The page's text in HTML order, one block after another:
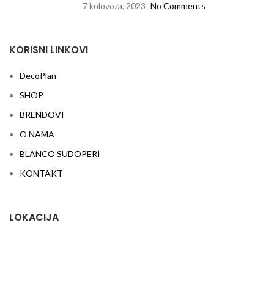
7 kolovoza, 2023 No Comments
KORISNI LINKOVI
DecoPlan
SHOP
BRENDOVI
O NAMA
BLANCO SUDOPERI
KONTAKT
LOKACIJA